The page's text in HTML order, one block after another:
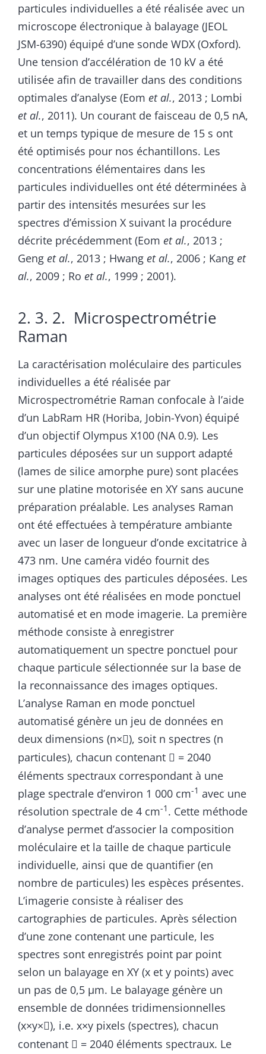
particules individuelles a été réalisée avec un
microscope électronique à balayage (JEOL
JSM-6390) équipé d’une sonde WDX (Oxford).
Une tension d’accélération de 10 kV a été
utilisée afin de travailler dans des conditions
optimales d’analyse (Eom et al., 2013 ; Lombi
et al., 2011). Un courant de faisceau de 0,5 nA,
et un temps typique de mesure de 15 s ont
été optimisés pour nos échantillons. Les
concentrations élémentaires dans les
particules individuelles ont été déterminées à
partir des intensités mesurées sur les
spectres d’émission X suivant la procédure
décrite précédemment (Eom et al., 2013 ;
Geng et al., 2013 ; Hwang et al., 2006 ; Kang et
al., 2009 ; Ro et al., 1999 ; 2001).
2. 3. 2. Microspectrométrie
Raman
La caractérisation moléculaire des particules
individuelles a été réalisée par
Microspectrométrie Raman confocale à l’aide
d’un LabRam HR (Horiba, Jobin-Yvon) équipé
d’un objectif Olympus X100 (NA 0.9). Les
particules déposées sur un support adapté
(lames de silice amorphe pure) sont placées
sur une platine motorisée en XY sans aucune
préparation préalable. Les analyses Raman
ont été effectuées à température ambiante
avec un laser de longueur d’onde excitatrice à
473 nm. Une caméra vidéo fournit des
images optiques des particules déposées. Les
analyses ont été réalisées en mode ponctuel
automatisé et en mode imagerie. La première
méthode consiste à enregistrer
automatiquement un spectre ponctuel pour
chaque particule sélectionnée sur la base de
la reconnaissance des images optiques.
L’analyse Raman en mode ponctuel
automatisé génère un jeu de données en
deux dimensions (n×), soit n spectres (n
particules), chacun contenant  = 2040
éléments spectraux correspondant à une
plage spectrale d’environ 1 000 cm-1 avec une
résolution spectrale de 4 cm-1 . Cette méthode
d’analyse permet d’associer la composition
moléculaire et la taille de chaque particule
individuelle, ainsi que de quantifier (en
nombre de particules) les espèces présentes.
L’imagerie consiste à réaliser des
cartographies de particules. Après sélection
d’une zone contenant une particule, les
spectres sont enregistrés point par point
selon un balayage en XY (x et y points) avec
un pas de 0,5 µm. Le balayage génère un
ensemble de données tridimensionnelles
(x×y×), i.e. x×y pixels (spectres), chacun
contenant  = 2040 éléments spectraux. Le